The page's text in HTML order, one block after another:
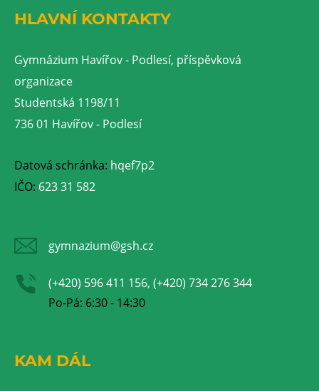
HLAVNÍ KONTAKTY
Gymnázium Havířov - Podlesí, příspěvková
organizace
Studentská 1198/11
736 01 Havířov - Podlesí
Datová schránka: hqef7p2
IČO: 623 31 582
gymnazium@gsh.cz
(+420) 596 411 156, (+420) 734 276 344
Po-Pá: 6:30 - 14:30
KAM DÁL